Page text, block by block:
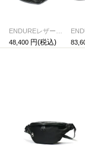
48,400